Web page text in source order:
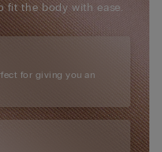
fit the body with ease.
for giving you an